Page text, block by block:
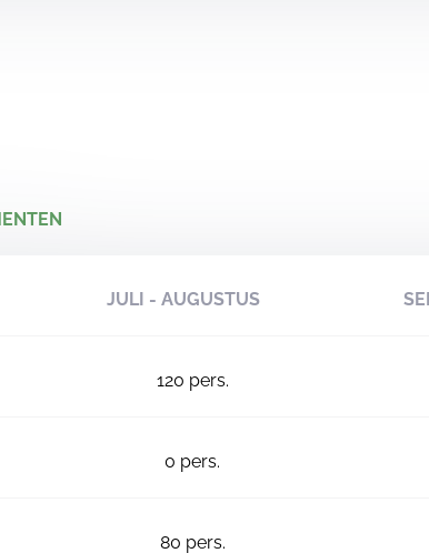
JULI - AUGUSTUS
120 pers.
0 pers.
80 pers.